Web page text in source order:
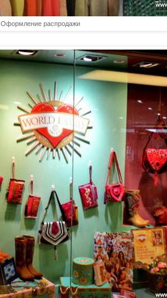
Оформление распродажи